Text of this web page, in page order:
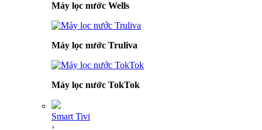
Máy lọc nước Wells
Máy lọc nước Truliva
Máy lọc nước TokTok
Smart Tivi
›